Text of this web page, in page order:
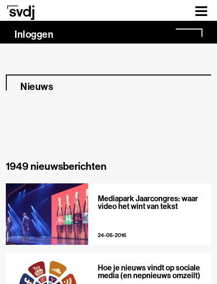
Naar hoofdinhoud
Inloggen
Nieuws
1949 nieuwsberichten
Mediapark Jaarcongres: waar
video het wint van tekst
24-06-2016
Hoe je nieuws vindt op sociale
media (en nepnieuws omzeilt)